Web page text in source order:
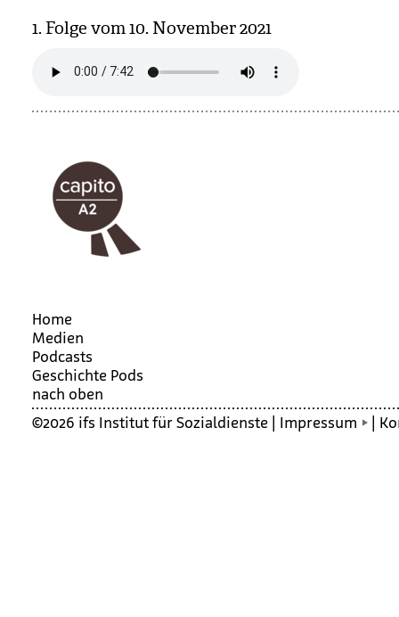
1. Folge vom 10. Novem­ber 2021
Home
Medien
Podcasts
Geschichte Pods
nach oben
©2026 ifs Institut für Sozialdienste | Impressum